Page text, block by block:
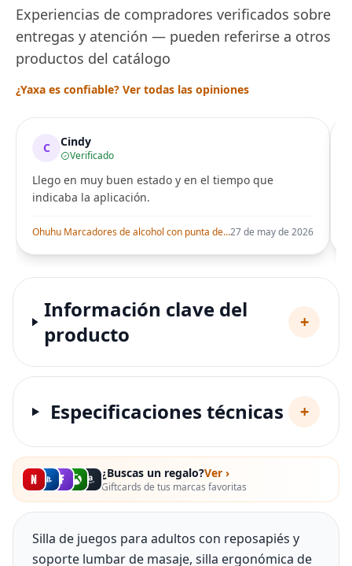
Experiencias de compradores verificados sobre
entregas y atención — pueden referirse a otros
productos del catálogo
¿Yaxa es confiable? Ver todas las opiniones
C Cindy
Verificado
Llego en muy buen estado y en el tiempo que
indicaba la aplicación.
Ohuhu Marcadores de alcohol con punta de pincel – Juego de marcadores artísticos de doble punta con certificación AP para artistas adultos27 de may de 2026
Información clave del
producto
+
Especificaciones técnicas +
¿Buscas un regalo?Ver ›
Giftcards de tus marcas favoritas
Silla de juegos para adultos con reposapiés y
soporte lumbar de masaje, silla ergonómica de